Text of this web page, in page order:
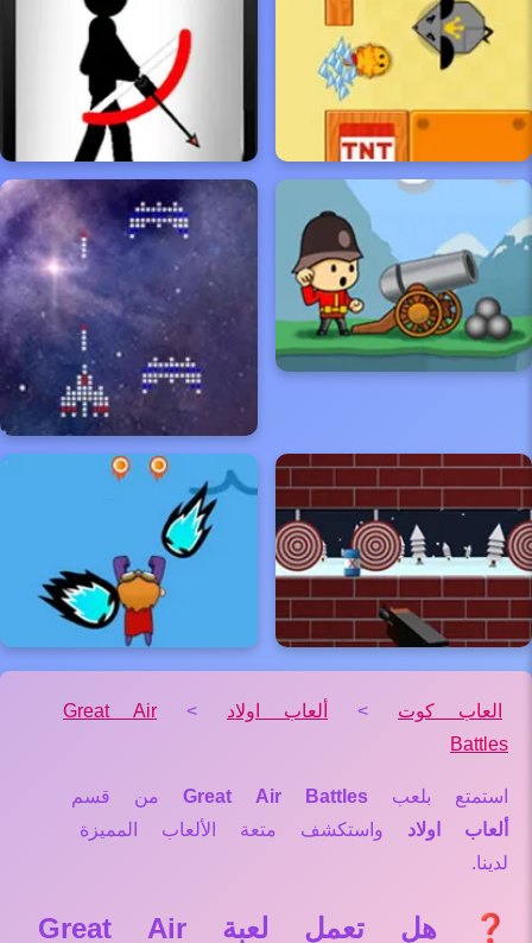
العاب كوت > ألعاب اولاد >
Great Air
Battles
استمتع بلعب Great Air Battles من قسم
ألعاب اولاد واستكشف متعة الألعاب المميزة
لدينا.
❓ هل تعمل لعبة Great Air